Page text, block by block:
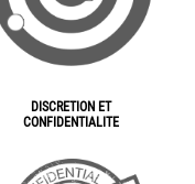
DISCRETION ET
CONFIDENTIALITE